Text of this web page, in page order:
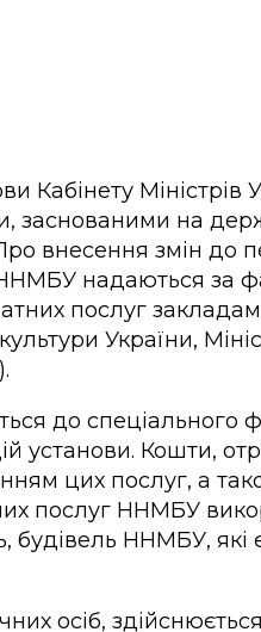
Міністрів
заснованими на
внесення змін
надаються за
послуг
України,
до
установи. Кошти,
цих послуг, а
послуг ННМБУ
ННМБУ, які
осіб,